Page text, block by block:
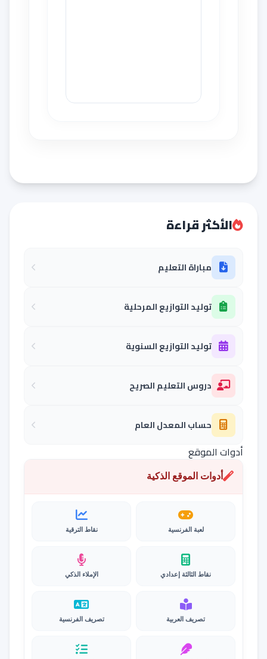
الأكثر قراءة
مباراة التعليم
توليد التوازيع المرحلية
توليد التوازيع السنوية
دروس التعليم الصريح
حساب المعدل العام
أدوات الموقع
أدوات الموقع الذكية
لعبة الفرنسية نقاط الترقية
نقاط الثالثة إعدادي الإملاء الذكي
تصريف العربية تصريف الفرنسية